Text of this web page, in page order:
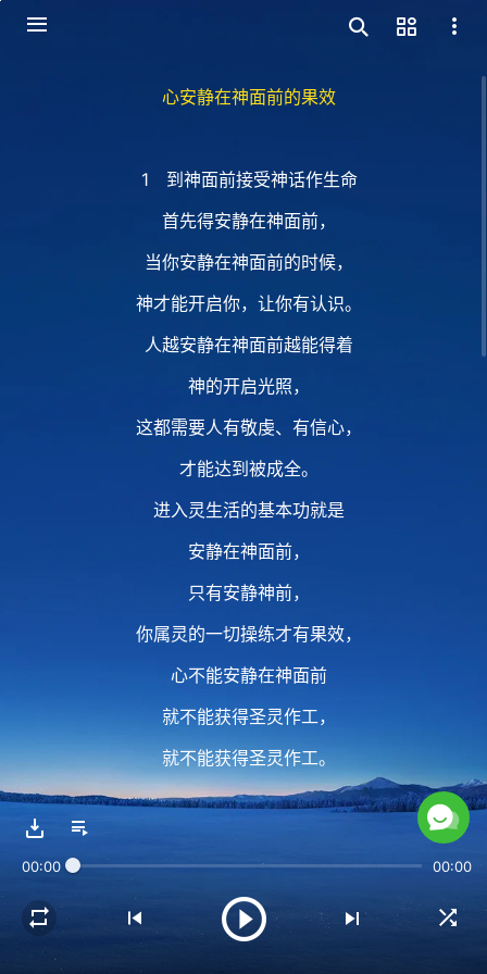
心安静在神面前的果效
1 到神面前接受神话作生命
首先得安静在神面前，
当你安静在神面前的时候，
神才能开启你，让你有认识。
人越安静在神面前越能得着
神的开启光照，
这都需要人有敬虔、有信心，
才能达到被成全。
进入灵生活的基本功就是
安静在神面前，
只有安静神前，
你属灵的一切操练才有果效，
心不能安静在神面前
就不能获得圣灵作工，
就不能获得圣灵作工。
安静在神面前的目的
达到明白真理认识神。
00:00 00:00